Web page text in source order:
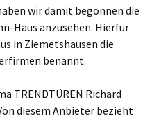
wir damit begonnen die
Haus anzusehen. Hierfür
in Ziemetshausen die
benannt.
TRENDTÜREN Richard
diesem Anbieter bezieht